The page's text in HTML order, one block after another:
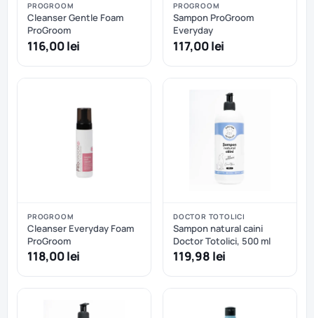
PROGROOM
Cleanser Gentle Foam
ProGroom
116,00 lei
PROGROOM
Sampon ProGroom
Everyday
117,00 lei
PROGROOM
Cleanser Everyday Foam
ProGroom
118,00 lei
DOCTOR TOTOLICI
Sampon natural caini
Doctor Totolici, 500 ml
119,98 lei